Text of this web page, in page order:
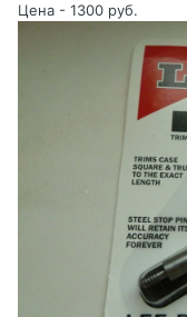
Цена - 1300 руб.